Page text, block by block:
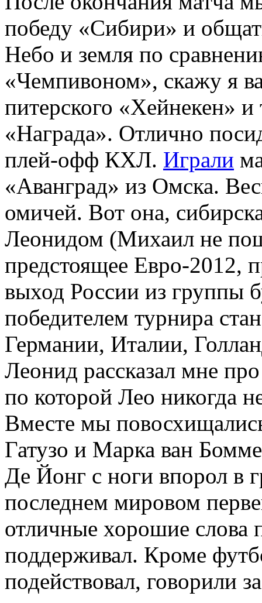
победу «Сибири» и
Небо и земля по
«Чемпивоном», скажу я
питерского «Хейнекен»
«Награда». Отлично
плей-офф КХЛ. Играли
«Аванград» из Омска.
омичей. Вот она,
Леонидом (Михаил не
предстоящее Евро-
выход России из группы
победителем турнира
Германии, Италии,
Леонид рассказал мне
по которой Лео никогда
Вместе мы
Гатузо и Марка ван
Де Йонг с ноги впорол в
последнем мировом
отличные хорошие слова
поддерживал. Кроме
подействовал, говорили